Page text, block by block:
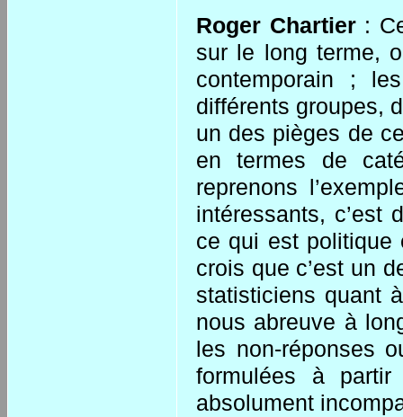
Roger Chartier:
sur le long terme,
contemporain ;
différents groupes,
un des pièges de
en termes de
reprenons
intéressants, c’est
ce qui est politique
crois que c’est un
statisticiens quant
nous abreuve à
les non-réponses
formulées à
absolument